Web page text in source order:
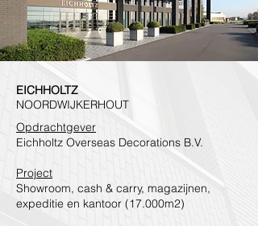
EICHHOLTZ
NOORDWIJKERHOUT
Opdrachtgever
Eichholtz Overseas Decorations B.V.
Project
Showroom, cash & carry, magazijnen,
expeditie en kantoor (17.000m2)